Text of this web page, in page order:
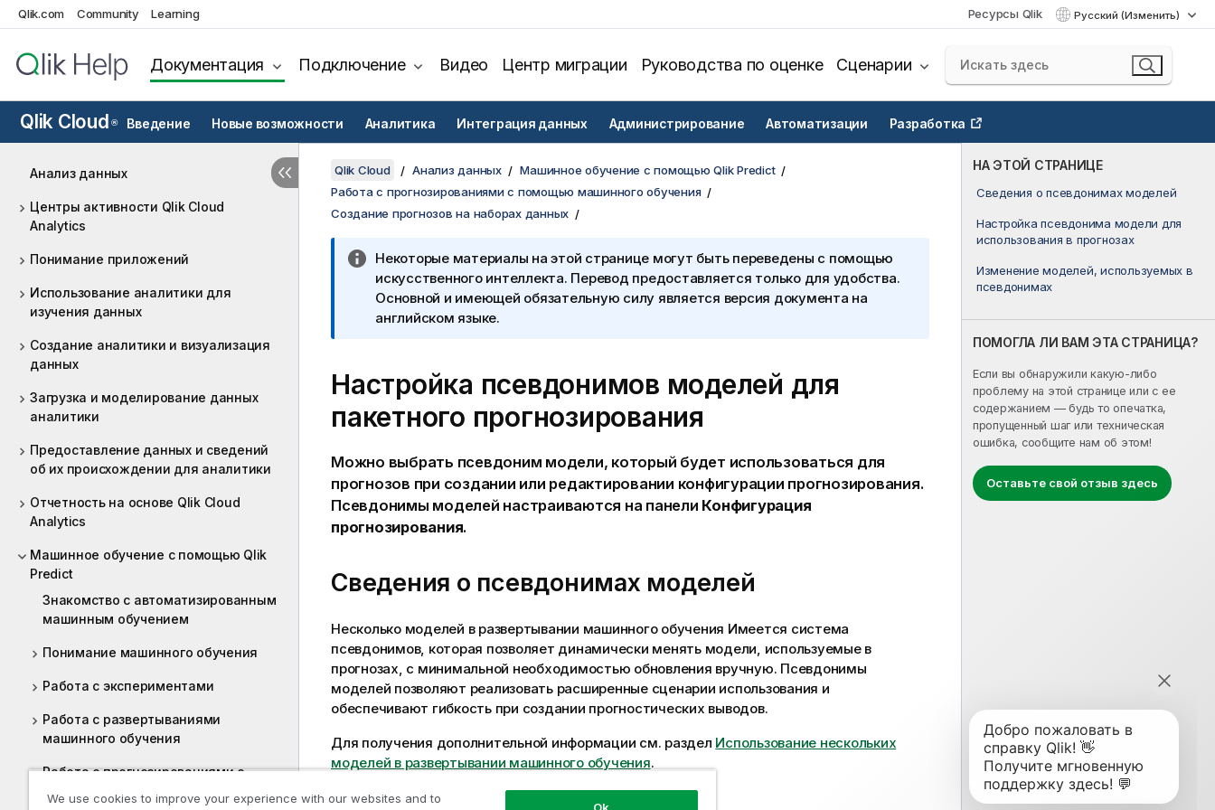
Qlik.com Community Learning Ресурсы Qlik Русский (Изменить)
Документация Подключение Видео Центр миграции Руководства по оценке Сценарии
Qlik Cloud ® Введение Новые возможности Аналитика Интеграция данных Администрирование Автоматизации Разработка
Анализ данных
Центры активности Qlik Cloud
Analytics
Понимание приложений
Использование аналитики для
изучения данных
Создание аналитики и визуализация
данных
Загрузка и моделирование данных
аналитики
Предоставление данных и сведений
об их происхождении для аналитики
Отчетность на основе Qlik Cloud
Analytics
Машинное обучение с помощью Qlik
Predict
Знакомство с автоматизированным
машинным обучением
Понимание машинного обучения
Работа с экспериментами
Работа с развертываниями
машинного обучения
Работа с прогнозированиями с
НА ЭТОЙ СТРАНИЦЕ
Сведения о псевдонимах моделей
Настройка псевдонима модели для
использования в прогнозах
Изменение моделей, используемых в
псевдонимах
ПОМОГЛА ЛИ ВАМ ЭТА СТРАНИЦА?
Если вы обнаружили какую-либо
проблему на этой странице или с ее
содержанием — будь то опечатка,
пропущенный шаг или техническая
ошибка, сообщите нам об этом!
Оставьте свой отзыв здесь
Qlik Cloud Анализ данных
Машинное обучение с помощью Qlik Predict
Работа с прогнозированиями с помощью машинного обучения
Создание прогнозов на наборах данных
Некоторые материалы на этой странице могут быть переведены с помощью
искусственного интеллекта. Перевод предоставляется только для удобства.
Основной и имеющей обязательную силу является версия документа на
английском языке.
Настройка псевдонимов моделей для
пакетного прогнозирования
Можно выбрать псевдоним модели, который будет использоваться для
прогнозов при создании или редактировании конфигурации прогнозирования.
Псевдонимы моделей настраиваются на панели Конфигурация
прогнозирования.
Сведения о псевдонимах моделей
Несколько моделей в развертывании машинного обучения Имеется система
псевдонимов, которая позволяет динамически менять модели, используемые в
прогнозах, с минимальной необходимостью обновления вручную. Псевдонимы
моделей позволяют реализовать расширенные сценарии использования и
обеспечивают гибкость при создании прогностических выводов.
Для получения дополнительной информации см. раздел Использование нескольких
моделей в развертывании машинного обучения.
We use cookies to improve your experience with our websites and to